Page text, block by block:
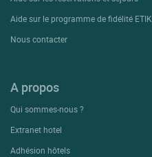
Aide sur le programme de fidélité ETIK
Nous contacter
A propos
Qui sommes-nous ?
Extranet hotel
Adhésion hôtels